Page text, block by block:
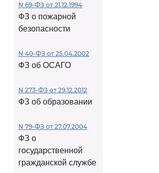
N 69-ФЗ от 21.12.1994
ФЗ о пожарной
безопасности
N 40-ФЗ от 25.04.2002
ФЗ об ОСАГО
N 273-ФЗ от 29.12.2012
ФЗ об образовании
N 79-ФЗ от 27.07.2004
ФЗ о
государственной
гражданской службе